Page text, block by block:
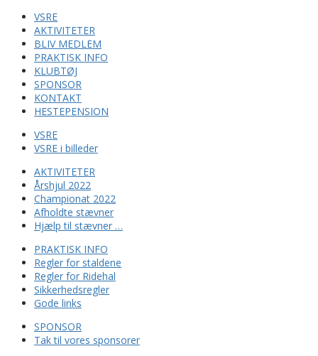
VSRE
AKTIVITETER
BLIV MEDLEM
PRAKTISK INFO
KLUBTØJ
SPONSOR
KONTAKT
HESTEPENSION
VSRE
VSRE i billeder
AKTIVITETER
Årshjul 2022
Championat 2022
Afholdte stævner
Hjælp til stævner …
PRAKTISK INFO
Regler for staldene
Regler for Ridehal
Sikkerhedsregler
Gode links
SPONSOR
Tak til vores sponsorer